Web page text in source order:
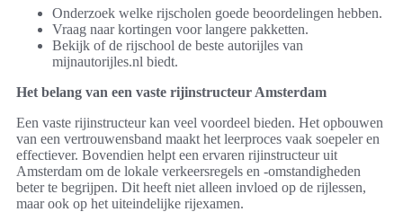
Onderzoek welke rijscholen goede beoordelingen hebben.
Vraag naar kortingen voor langere pakketten.
Bekijk of de rijschool de beste autorijles van
mijnautorijles.nl biedt.
Het belang van een vaste rijinstructeur Amsterdam
Een vaste rijinstructeur kan veel voordeel bieden. Het opbouwen
van een vertrouwensband maakt het leerproces vaak soepeler en
effectiever. Bovendien helpt een ervaren rijinstructeur uit
Amsterdam om de lokale verkeersregels en -omstandigheden
beter te begrijpen. Dit heeft niet alleen invloed op de rijlessen,
maar ook op het uiteindelijke rijexamen.